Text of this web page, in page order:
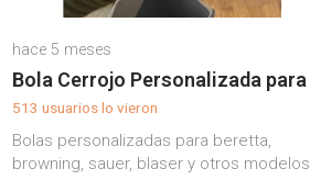
hace 5 meses
513 usuarios lo vieron
Bolas personalizadas para beretta,
browning, sauer, blaser y otros modelos